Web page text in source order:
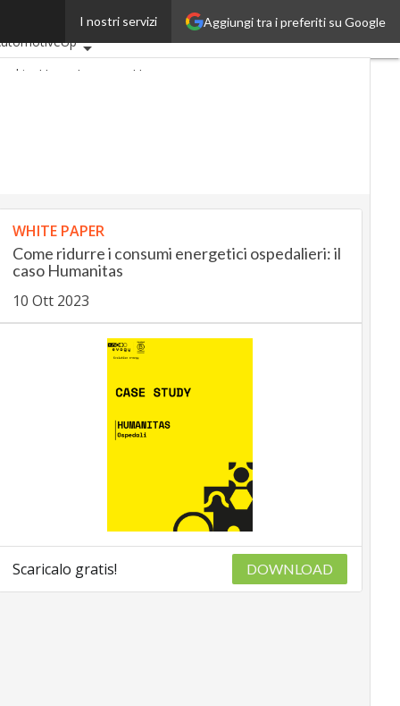
Aggiungi tra i preferiti su Google
I nostri servizi
InsuranceUp
WHITE PAPER
Come ridurre i consumi energetici ospedalieri: il
caso Humanitas
10 Ott 2023
Scaricalo gratis! DOWNLOAD